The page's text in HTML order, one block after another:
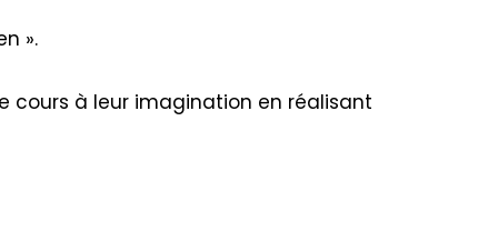
».
cours à leur imagination en réalisant